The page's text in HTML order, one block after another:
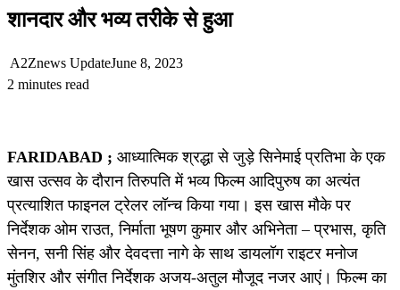
शानदार और भव्य तरीके से हुआ
A2Znews UpdateJune 8, 2023
2 minutes read
FARIDABAD ; आध्यात्मिक श्रद्धा से जुड़े सिनेमाई प्रतिभा के एक
खास उत्सव के दौरान तिरुपति में भव्य फिल्म आदिपुरुष का अत्यंत
प्रत्याशित फाइनल ट्रेलर लॉन्च किया गया। इस खास मौके पर
निर्देशक ओम राउत, निर्माता भूषण कुमार और अभिनेता – प्रभास, कृति
सेनन, सनी सिंह और देवदत्ता नागे के साथ डायलॉग राइटर मनोज
मुंतशिर और संगीत निर्देशक अजय-अतुल मौजूद नजर आएं। फिल्म का